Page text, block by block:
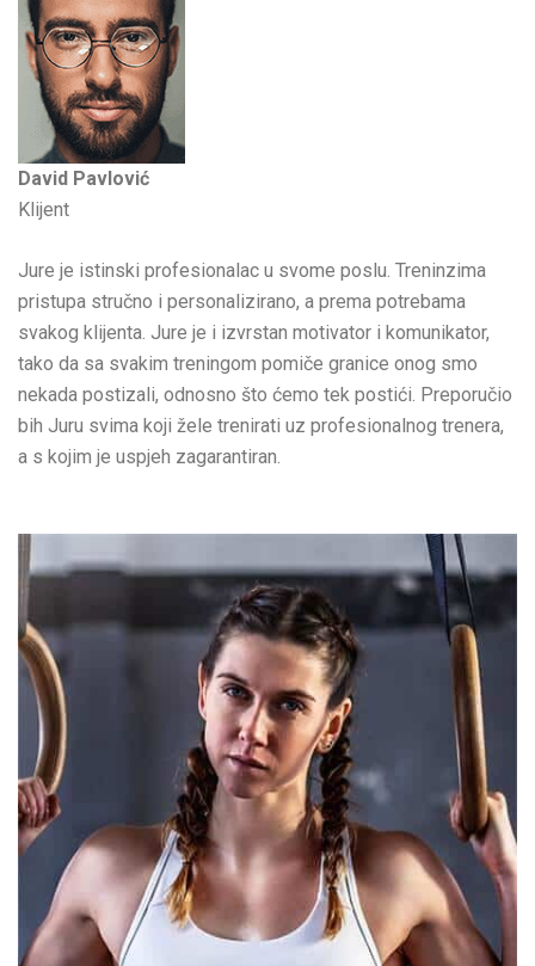
David Pavlović
Klijent
Jure je istinski profesionalac u svome poslu. Treninzima
pristupa stručno i personalizirano, a prema potrebama
svakog klijenta. Jure je i izvrstan motivator i komunikator,
tako da sa svakim treningom pomiče granice onog smo
nekada postizali, odnosno što ćemo tek postići. Preporučio
bih Juru svima koji žele trenirati uz profesionalnog trenera,
a s kojim je uspjeh zagarantiran.